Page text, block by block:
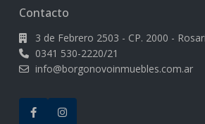
Contacto
3 de Febrero 2503 - CP. 2000 -
0341 530-2220/21
info@borgonovoinmuebles.com.ar